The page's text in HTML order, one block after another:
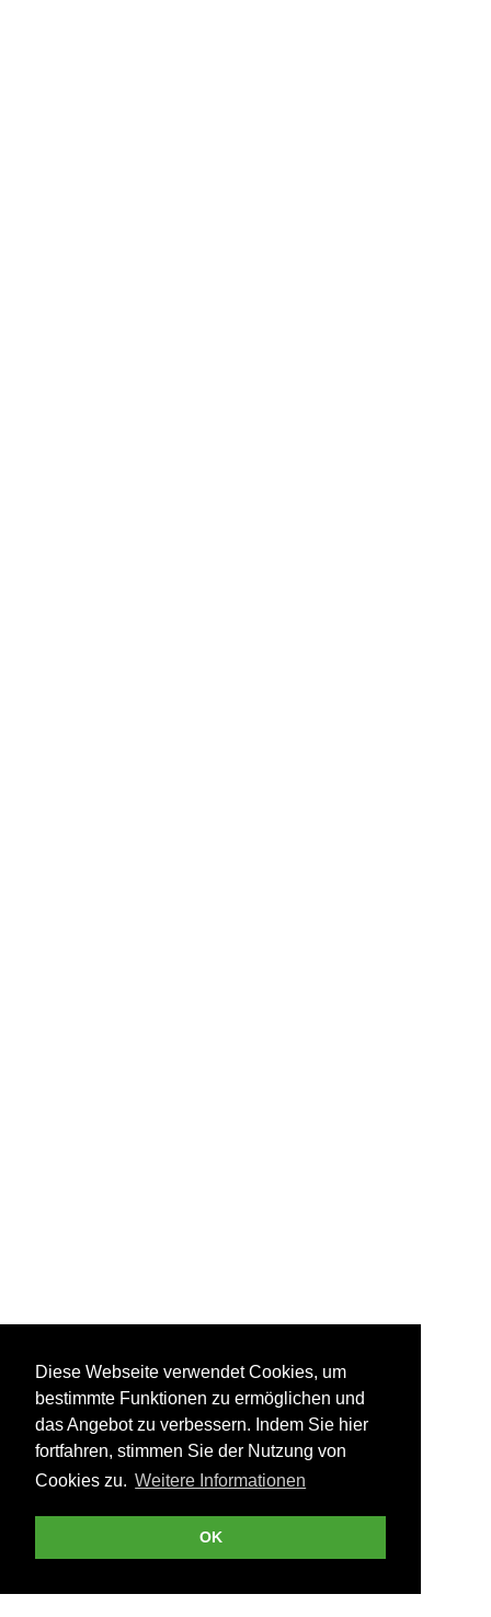
Diese Webseite verwendet Cookies, um
bestimmte Funktionen zu ermöglichen und
das Angebot zu verbessern. Indem Sie hier
fortfahren, stimmen Sie der Nutzung von
Cookies zu. Weitere Informationen
OK